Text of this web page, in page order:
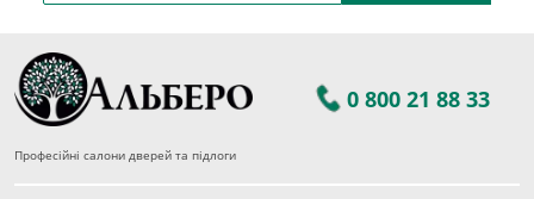
0 800 21 88 33
Професійні салони дверей та підлоги